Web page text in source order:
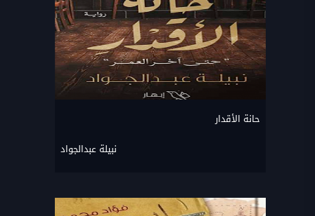
حانة الأقدار
نبيلة عبدالجواد